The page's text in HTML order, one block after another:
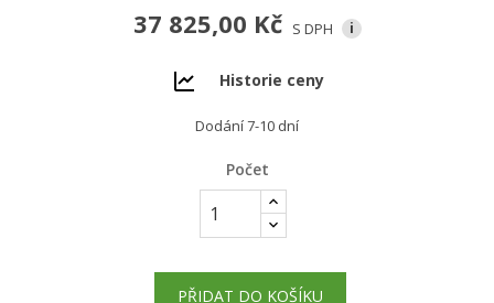
37 825,00 Kč S DPH i
Historie ceny
Dodání 7-10 dní
Počet
PŘIDAT DO KOŠÍKU